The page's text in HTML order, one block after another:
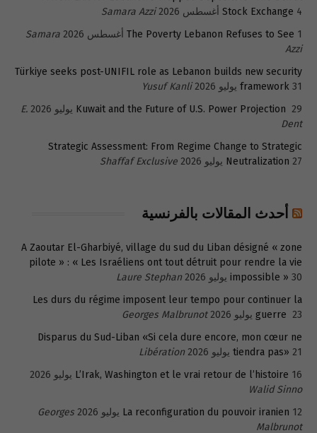
Stock Exchange 4 أغسطس 2026
Samara Azzi
The Poverty Lebanon Refuses to See 1 أغسطس 2026
Samara
Azzi
Türkiye seeks post-UNIFIL role as Lebanon builds new security
framework 31 يوليو 2026
Yusuf Kanli
Kuwait and the Future of U.S. Power Projection 29 يوليو 2026
E.
Dent
Strategic Assessment: From Regime Change to Strategic
Neutralization 27 يوليو 2026 Shaffaf Exclusive
أحدث المقالات بالفرنسية
A Zaoutar El-Gharbiyé, village du sud du Liban désigné « zone
pilote » : « Les Israéliens ont tout détruit pour rendre la vie
impossible » 30 يوليو 2026
Laure Stephan
Les durs du régime imposent leur tempo pour continuer la
guerre 23 يوليو 2026
Georges Malbrunot
Disparus du Sud-Liban «Si cela dure encore, mon cœur ne
tiendra pas» 21 يوليو 2026
Libération
L’Irak, Washington et le vrai retour de l’histoire 16 يوليو 2026
Walid Sinno
La reconfiguration du pouvoir iranien 12 يوليو 2026
Georges
Malbrunot